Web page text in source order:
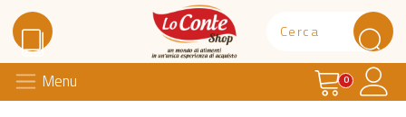
Lo Conte Shop
Menu Carrello
0